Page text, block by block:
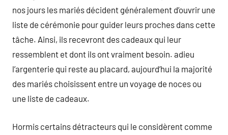
nos jours les mariés décident généralement d’ouvrir une
liste de cérémonie pour guider leurs proches dans cette
tâche. Ainsi, ils recevront des cadeaux qui leur
ressemblent et dont ils ont vraiment besoin. adieu
l’argenterie qui reste au placard, aujourd’hui la majorité
des mariés choisissent entre un voyage de noces ou
une liste de cadeaux.
Hormis certains détracteurs qui le considèrent comme